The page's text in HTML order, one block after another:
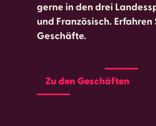
gerne in den drei
und Französisch.
Geschäfte.
Zu den Geschäften